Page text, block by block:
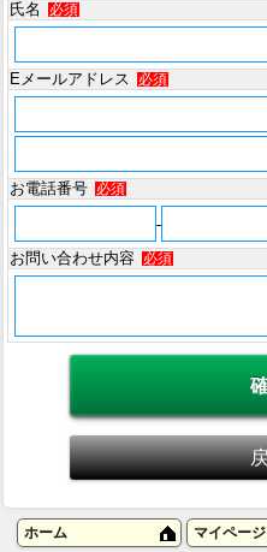
氏名 必須
Eメールアドレス 必須
お電話番号
必須
-
お問い合わせ内容
必須
ホーム マイページ